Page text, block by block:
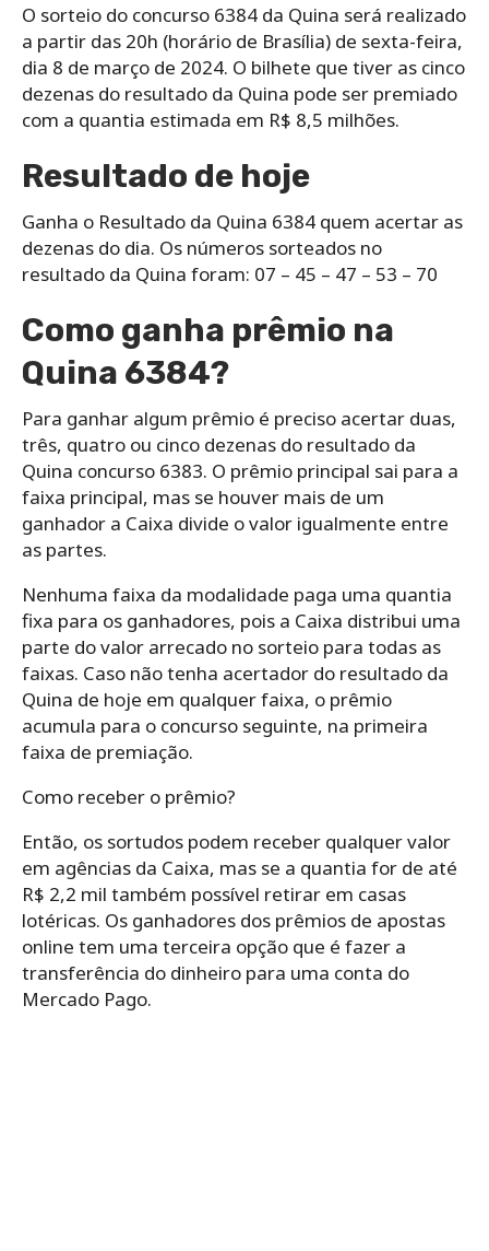
O sorteio do concurso 6384 da Quina será realizado
a partir das 20h (horário de Brasília) de sexta-feira,
dia 8 de março de 2024. O bilhete que tiver as cinco
dezenas do resultado da Quina pode ser premiado
com a quantia estimada em R$ 8,5 milhões.
Resultado de hoje
Ganha o Resultado da Quina 6384 quem acertar as
dezenas do dia. Os números sorteados no
resultado da Quina foram: 07 – 45 – 47 – 53 – 70
Como ganha prêmio na
Quina 6384?
Para ganhar algum prêmio é preciso acertar duas,
três, quatro ou cinco dezenas do resultado da
Quina concurso 6383. O prêmio principal sai para a
faixa principal, mas se houver mais de um
ganhador a Caixa divide o valor igualmente entre
as partes.
Nenhuma faixa da modalidade paga uma quantia
fixa para os ganhadores, pois a Caixa distribui uma
parte do valor arrecado no sorteio para todas as
faixas. Caso não tenha acertador do resultado da
Quina de hoje em qualquer faixa, o prêmio
acumula para o concurso seguinte, na primeira
faixa de premiação.
Como receber o prêmio?
Então, os sortudos podem receber qualquer valor
em agências da Caixa, mas se a quantia for de até
R$ 2,2 mil também possível retirar em casas
lotéricas. Os ganhadores dos prêmios de apostas
online tem uma terceira opção que é fazer a
transferência do dinheiro para uma conta do
Mercado Pago.